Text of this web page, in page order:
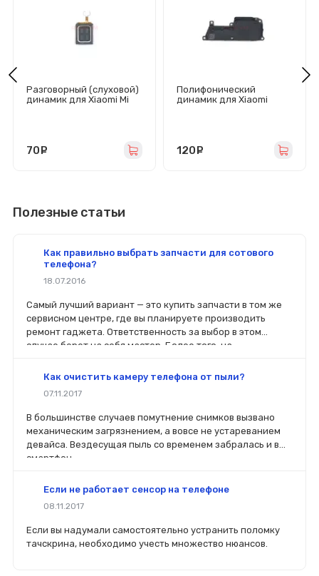
Разговорный (слуховой)
динамик для Xiaomi Mi
70
Полифонический
динамик для Xiaomi
120
Полезные статьи
Как правильно выбрать запчасти для сотового
телефона?
18.07.2016
Самый лучший вариант — это купить запчасти в том же
сервисном центре, где вы планируете производить
ремонт гаджета. Ответственность за выбор в этом
случае берет на себя мастер. Более того, на
вы планируете делать ремонт самостоятельно, то выбор
перед покупкой нового модуля старый был в руках. Так
легче сориентироваться в разъемах, элементах
крепления, электрических параметрах и прочих
характеристиках.
Как очистить камеру телефона от пыли?
07.11.2017
В большинстве случаев помутнение снимков вызвано
механическим загрязнением, а вовсе не устареванием
девайса. Вездесущая пыль со временем забралась и в
смартфон.
Если не работает сенсор на телефоне
08.11.2017
Если вы надумали самостоятельно устранить поломку
тачскрина, необходимо учесть множество нюансов.